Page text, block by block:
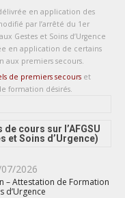
en application des
par l’arrêté du 1 er
Gestes et Soins d’Urgence
en application de certains
aux premiers secours.
de premiers secours et
formation désirés.
cours sur l’AFGSU
et Soins d’Urgence)
2026
– Attestation de Formation
d’Urgence